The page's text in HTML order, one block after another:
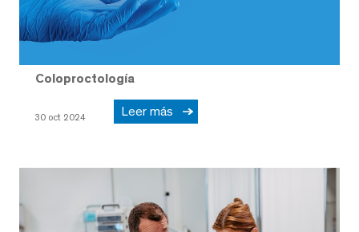
Coloproctología
30 oct 2024 Leer más